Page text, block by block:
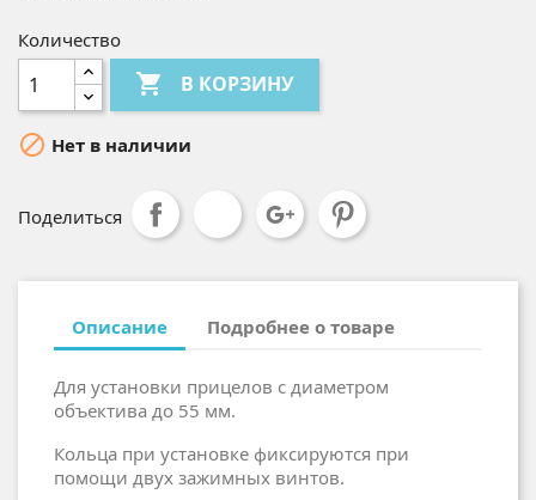
Количество
 В КОРЗИНУ
 Нет в наличии
Поделиться
Описание Подробнее о товаре
Для установки прицелов с диаметром
объектива до 55 мм.
Кольца при установке фиксируются при
помощи двух зажимных винтов.